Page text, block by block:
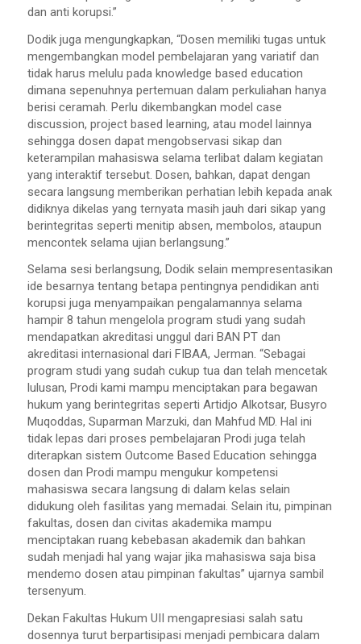
dan anti korupsi.”
Dodik juga mengungkapkan, “Dosen memiliki tugas untuk
mengembangkan model pembelajaran yang variatif dan
tidak harus melulu pada knowledge based education
dimana sepenuhnya pertemuan dalam perkuliahan hanya
berisi ceramah. Perlu dikembangkan model case
discussion, project based learning, atau model lainnya
sehingga dosen dapat mengobservasi sikap dan
keterampilan mahasiswa selama terlibat dalam kegiatan
yang interaktif tersebut. Dosen, bahkan, dapat dengan
secara langsung memberikan perhatian lebih kepada anak
didiknya dikelas yang ternyata masih jauh dari sikap yang
berintegritas seperti menitip absen, membolos, ataupun
mencontek selama ujian berlangsung.”
Selama sesi berlangsung, Dodik selain mempresentasikan
ide besarnya tentang betapa pentingnya pendidikan anti
korupsi juga menyampaikan pengalamannya selama
hampir 8 tahun mengelola program studi yang sudah
mendapatkan akreditasi unggul dari BAN PT dan
akreditasi internasional dari FIBAA, Jerman. “Sebagai
program studi yang sudah cukup tua dan telah mencetak
lulusan, Prodi kami mampu menciptakan para begawan
hukum yang berintegritas seperti Artidjo Alkotsar, Busyro
Muqoddas, Suparman Marzuki, dan Mahfud MD. Hal ini
tidak lepas dari proses pembelajaran Prodi juga telah
diterapkan sistem Outcome Based Education sehingga
dosen dan Prodi mampu mengukur kompetensi
mahasiswa secara langsung di dalam kelas selain
didukung oleh fasilitas yang memadai. Selain itu, pimpinan
fakultas, dosen dan civitas akademika mampu
menciptakan ruang kebebasan akademik dan bahkan
sudah menjadi hal yang wajar jika mahasiswa saja bisa
mendemo dosen atau pimpinan fakultas” ujarnya sambil
tersenyum.
Dekan Fakultas Hukum UII mengapresiasi salah satu
dosennya turut berpartisipasi menjadi pembicara dalam